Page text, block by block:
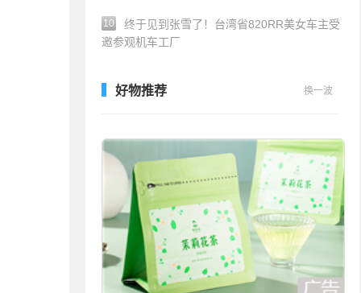
10
终于见到张雪了！台湾省820RR美女车主受
邀参观机车工厂
好物推荐 换一波